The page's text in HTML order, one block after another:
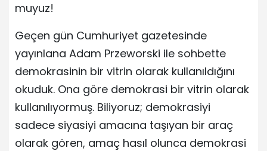
muyuz!
Geçen gün Cumhuriyet gazetesinde
yayınlana Adam Przeworski ile sohbette
demokrasinin bir vitrin olarak kullanıldığını
okuduk. Ona göre demokrasi bir vitrin olarak
kullanılıyormuş. Biliyoruz; demokrasiyi
sadece siyasiyi amacına taşıyan bir araç
olarak gören, amaç hasıl olunca demokrasi